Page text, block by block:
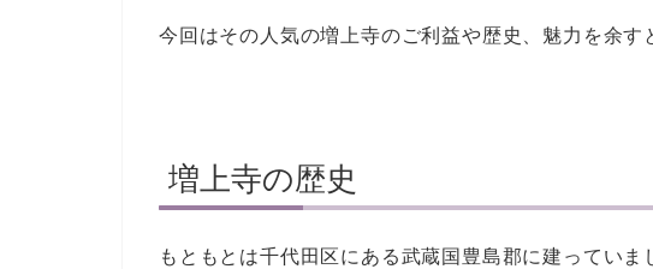
今回はその人気の増上寺のご利益や歴史、魅力を余す
増上寺の歴史
もともとは千代田区にある武蔵国豊島郡に建ってい